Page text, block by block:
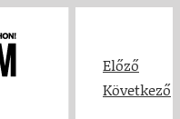
Előző
Következő